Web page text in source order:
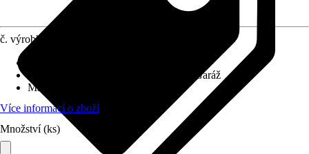
č. výrobku
V domě, Dílna, Garáž
Materiál
Více informací o zboží
Množství (ks)